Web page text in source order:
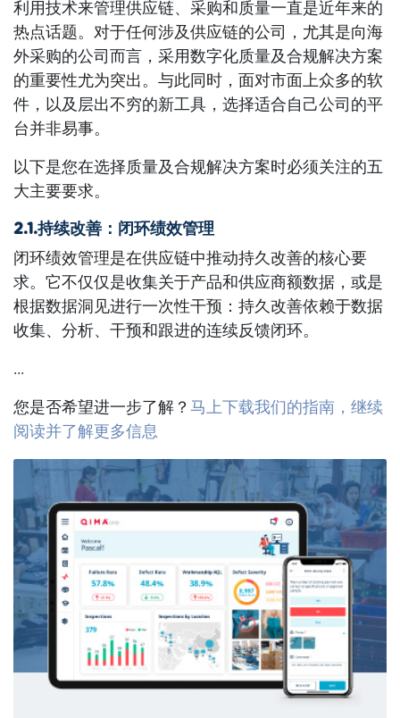
利用技术来管理供应链、采购和质量一直是近年来的
热点话题。对于任何涉及供应链的公司，尤其是向海
外采购的公司而言，采用数字化质量及合规解决方案
的重要性尤为突出。与此同时，面对市面上众多的软
件，以及层出不穷的新工具，选择适合自己公司的平
台并非易事。
以下是您在选择质量及合规解决方案时必须关注的五
大主要要求。
2.1.持续改善：闭环绩效管理
闭环绩效管理是在供应链中推动持久改善的核心要
求。它不仅仅是收集关于产品和供应商额数据，或是
根据数据洞见进行一次性干预：持久改善依赖于数据
收集、分析、干预和跟进的连续反馈闭环。
...
您是否希望进一步了解？ 马上下载我们的指南，继续
阅读并了解更多信息